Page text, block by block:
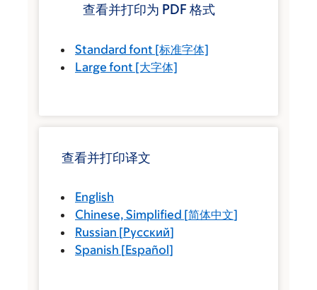
查看并打印为 PDF 格式
Standard font [标准字体]
Large font [大字体]
查看并打印译文
English
Chinese, Simplified [简体中文]
Russian [Русский]
Spanish [Español]